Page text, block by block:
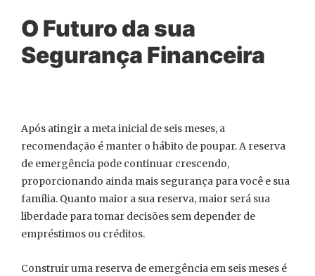
O Futuro da sua
Segurança Financeira
Após atingir a meta inicial de seis meses, a
recomendação é manter o hábito de poupar. A reserva
de emergência pode continuar crescendo,
proporcionando ainda mais segurança para você e sua
família. Quanto maior a sua reserva, maior será sua
liberdade para tomar decisões sem depender de
empréstimos ou créditos.
Construir uma reserva de emergência em seis meses é